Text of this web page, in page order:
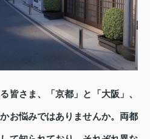
皆さま、「京都」と「大阪」、
お悩みではありませんか。両都